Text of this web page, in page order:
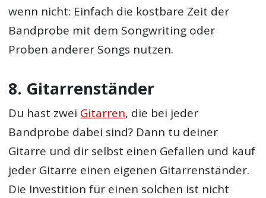
wenn nicht: Einfach die kostbare Zeit der
Bandprobe mit dem Songwriting oder
Proben anderer Songs nutzen.
8. Gitarrenständer
Du hast zwei Gitarren, die bei jeder
Bandprobe dabei sind? Dann tu deiner
Gitarre und dir selbst einen Gefallen und kauf
jeder Gitarre einen eigenen Gitarrenständer.
Die Investition für einen solchen ist nicht